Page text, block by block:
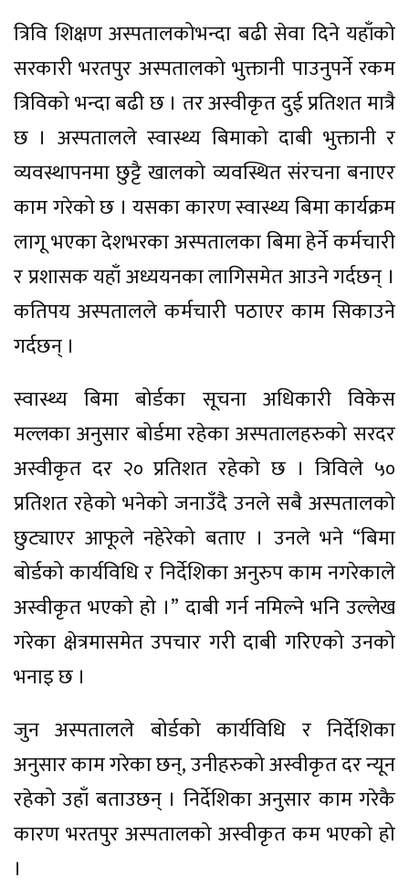
त्रिवि शिक्षण अस्पतालकोभन्दा बढी सेवा दिने यहाँको
सरकारी भरतपुर अस्पतालको भुक्तानी पाउनुपर्ने रकम
त्रिविको भन्दा बढी छ । तर अस्वीकृत दुई प्रतिशत मात्रै
छ । अस्पतालले स्वास्थ्य बिमाको दाबी भुक्तानी र
व्यवस्थापनमा छुट्टै खालको व्यवस्थित संरचना बनाएर
काम गरेको छ । यसका कारण स्वास्थ्य बिमा कार्यक्रम
लागू भएका देशभरका अस्पतालका बिमा हेर्ने कर्मचारी
र प्रशासक यहाँ अध्ययनका लागिसमेत आउने गर्दछन् ।
कतिपय अस्पतालले कर्मचारी पठाएर काम सिकाउने
गर्दछन् ।
स्वास्थ्य बिमा बोर्डका सूचना अधिकारी विकेस
मल्लका अनुसार बोर्डमा रहेका अस्पतालहरुको सरदर
अस्वीकृत दर २० प्रतिशत रहेको छ । त्रिविले ५०
प्रतिशत रहेको भनेको जनाउँदै उनले सबै अस्पतालको
छुट्याएर आफूले नहेरेको बताए । उनले भने “बिमा
बोर्डको कार्यविधि र निर्देशिका अनुरुप काम नगरेकाले
अस्वीकृत भएको हो ।” दाबी गर्न नमिल्ने भनि उल्लेख
गरेका क्षेत्रमासमेत उपचार गरी दाबी गरिएको उनको
भनाइ छ ।
जुन अस्पतालले बोर्डको कार्यविधि र निर्देशिका
अनुसार काम गरेका छन्, उनीहरुको अस्वीकृत दर न्यून
रहेको उहाँ बताउछन् । निर्देशिका अनुसार काम गरेकै
कारण भरतपुर अस्पतालको अस्वीकृत कम भएको हो
।